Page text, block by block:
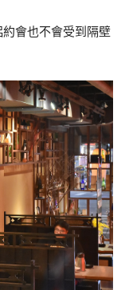
會也不會受到隔壁